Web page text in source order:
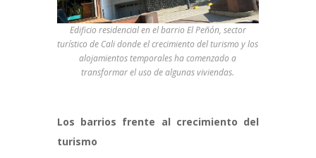
Edificio residencial en el barrio El Peñón, sector
turístico de Cali donde el crecimiento del turismo y los
alojamientos temporales ha comenzado a
transformar el uso de algunas viviendas.
Los barrios frente al crecimiento del
turismo